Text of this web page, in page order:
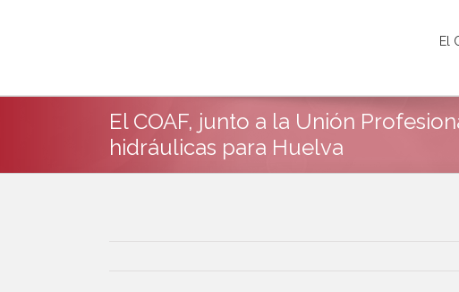
El
El COAF, junto a la Unión
hidráulicas para Huelva